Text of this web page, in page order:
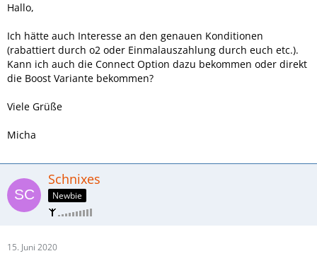
Hallo,
Ich hätte auch Interesse an den genauen Konditionen
(rabattiert durch o2 oder Einmalauszahlung durch euch etc.).
Kann ich auch die Connect Option dazu bekommen oder direkt
die Boost Variante bekommen?
Viele Grüße
Micha
Schnixes
Newbie
15. Juni 2020